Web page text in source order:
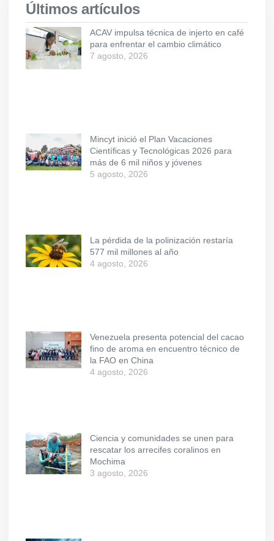
Últimos artículos
ACAV impulsa técnica de injerto en café
para enfrentar el cambio climático
7 agosto, 2026
Mincyt inició el Plan Vacaciones
Científicas y Tecnológicas 2026 para
más de 6 mil niños y jóvenes
5 agosto, 2026
La pérdida de la polinización restaría
577 mil millones al año
4 agosto, 2026
Venezuela presenta potencial del cacao
fino de aroma en encuentro técnico de
la FAO en China
4 agosto, 2026
Ciencia y comunidades se unen para
rescatar los arrecifes coralinos en
Mochima
3 agosto, 2026